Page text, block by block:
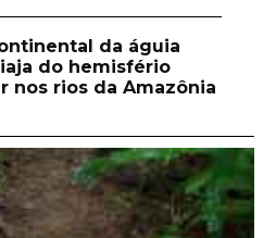
da águia
do hemisfério
nos rios da Amazônia